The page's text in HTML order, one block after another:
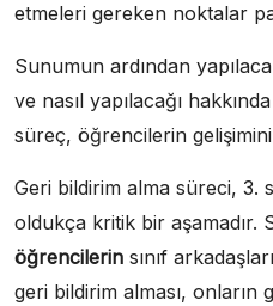
etmeleri gereken noktalar
Sunumun ardından
ve nasıl yapılacağı
süreç, öğrencilerin
Geri bildirim alma süreci, 3.
oldukça kritik bir aşamadır.
öğrencilerin sınıf
geri bildirim alması, onların